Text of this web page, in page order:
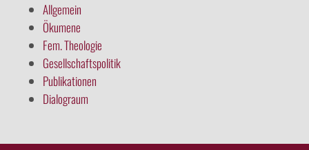
Allgemein
Ökumene
Fem. Theologie
Gesellschaftspolitik
Publikationen
Dialograum